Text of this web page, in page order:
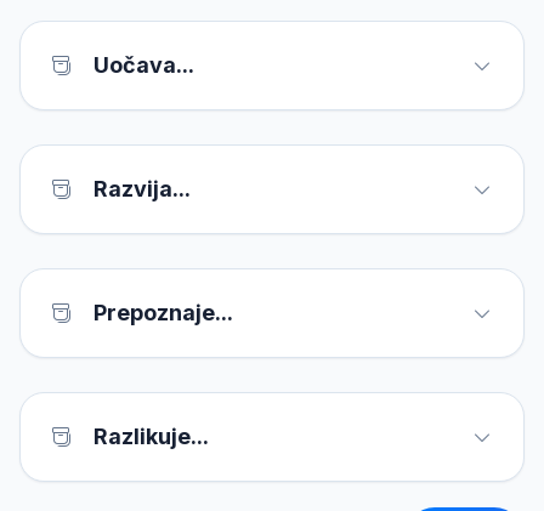
Uočava...
Razvija...
Prepoznaje...
Razlikuje...